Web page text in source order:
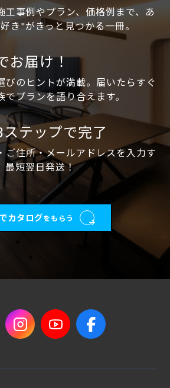
工事例やプラン、価格例まで、あ
き"がきっと見つかる一冊。
お届け！
びのヒントが満載。届いたらすぐ
でプランを語り合えます。
テップで完了
ご住所・メールアドレスを入力す
最短翌日発送！
カタログをもらう